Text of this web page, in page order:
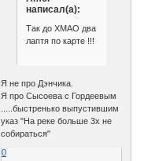
написал(а):
Так до ХМАО два
лаптя по карте !!!
Я не про Дэнчика.
Я про Сысоева с Гордеевым
.....быстренько выпустившим
указ "На реке больше 3х не
собираться"
0